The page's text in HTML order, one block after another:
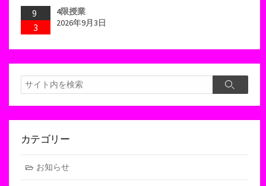
9
3
4限授業
2026年9月3日
検
索
検
カテゴリー
お知らせ